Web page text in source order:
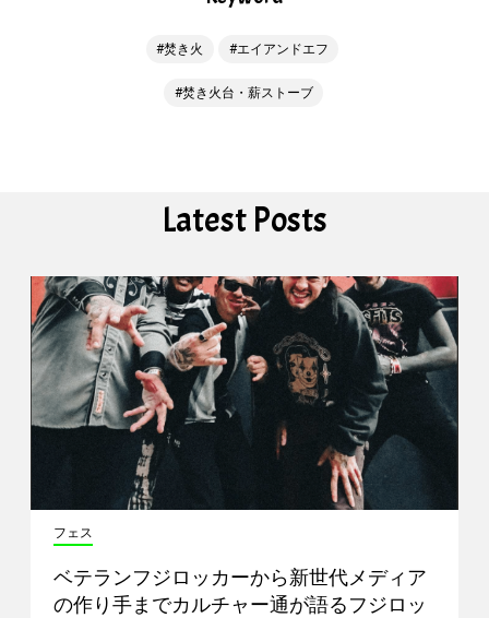
焚き火 エイアンドエフ
焚き火台・薪ストーブ
Latest Posts
フェス
ベテランフジロッカーから新世代メディア
の作り手までカルチャー通が語るフジロッ